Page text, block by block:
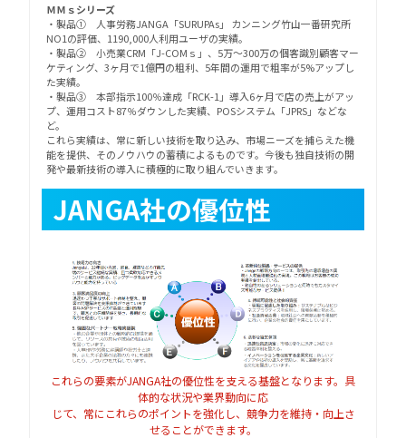
ＭＭｓシリーズ
・製品① 人事労務JANGA「SURUPAs」 カンニング竹山一番研究所
NO1の評価、1190,000人利用ユーザの実績。
・製品② 小売業CRM「J-COMｓ」、5万～300万の個客識別顧客マー
ケティング、3ヶ月で1億円の粗利、5年間の運用で粗率が5%アップし
た実績。
・製品③ 本部指示100％達成「RCK-1」導入6ヶ月で店の売上がアッ
プ、運用コスト87％ダウンした実績、POSシステム「JPRS」などな
ど。
これら実績は、常に新しい技術を取り込み、市場ニーズを捕らえた機
能を提供、そのノウハウの蓄積によるものです。今後も独自技術の開
発や最新技術の導入に積極的に取り組んでいきます。
JANGA社の優位性
これらの要素がJANGA社の優位性を支える基盤となります。具
体的な状況や業界動向に応
じて、常にこれらのポイントを強化し、競争力を維持・向上さ
せることができます。